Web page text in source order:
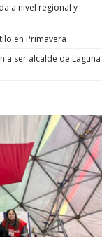
a nivel regional y
en Primavera
a ser alcalde de Laguna